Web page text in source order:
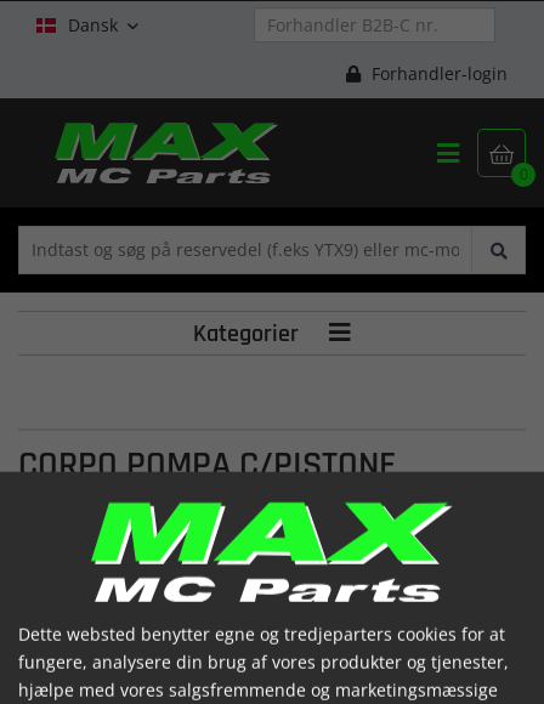
Dansk 
Forhandler-login

0

Kategorier 
CORPO POMPA C/PISTONE
FRIZ.TECHNO
(1291940 057)

Dette websted benytter egne og tredjeparters cookies for at
fungere, analysere din brug af vores produkter og tjenester,
hjælpe med vores salgsfremmende og marketingsmæssige